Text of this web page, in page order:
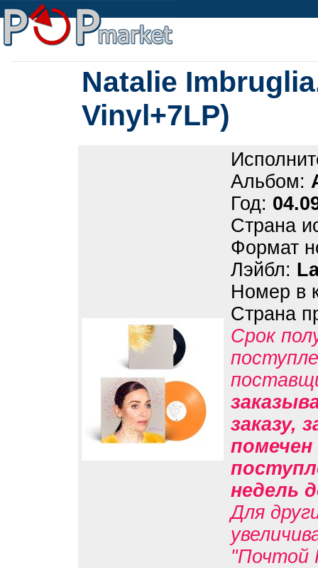
Natalie
Vinyl+7LP)
Альбом:
Год:
Страна
Формат
Лэйбл:
Номер в
Страна
Срок
заказу,
помечен
недель
Для
"Почтой